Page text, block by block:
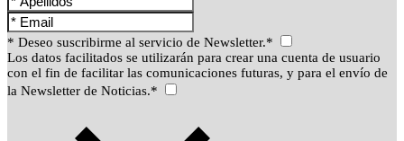
* Deseo suscribirme al servicio de Newsletter.*
Los datos facilitados se utilizarán para crear una cuenta de usuario
con el fin de facilitar las comunicaciones futuras, y para el envío de
la Newsletter de Noticias.*